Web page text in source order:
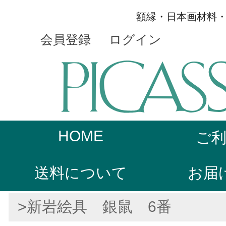
額縁・日本画材料
会員登録 ログイン
HOME ご
送料について お届
>新岩絵具 銀鼠 6番